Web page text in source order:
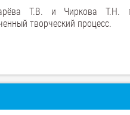
Т.В. и Чиркова Т.Н.
творческий процесс.